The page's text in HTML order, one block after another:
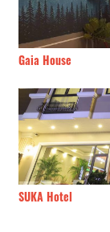
Gaia House
SUKA Hotel